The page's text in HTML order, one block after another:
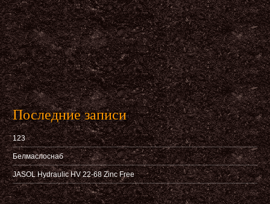
Последние записи
123
Белмаслоснаб
JASOL Hydraulic HV 22-68 Zinc Free